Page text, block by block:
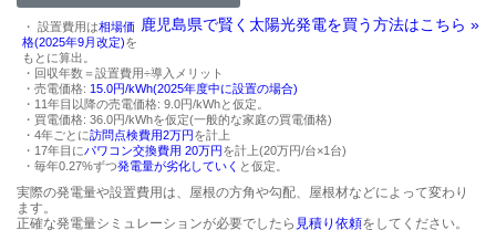
鹿児島県で賢く太陽光発電を買う方法はこちら »
・ 設置費用は相場価
格(2025年9月改定)を
もとに算出。
・回収年数＝設置費用÷導入メリット
・売電価格: 15.0円/kWh(2025年度中に設置の場合)
・11年目以降の売電価格: 9.0円/kWhと仮定。
・買電価格: 36.0円/kWhを仮定(一般的な家庭の買電価格)
・4年ごとに訪問点検費用2万円を計上
・17年目にパワコン交換費用 20万円を計上(20万円/台×1台)
・毎年0.27%ずつ発電量が劣化していく と仮定。
実際の発電量や設置費用は、屋根の方角や勾配、屋根材などによって変わり
ます。
正確な発電量シミュレーションが必要でしたら 見積り依頼をしてください。